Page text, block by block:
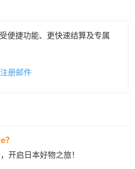
便捷功能、更快速结算及专属
册邮件
开启日本好物之旅！